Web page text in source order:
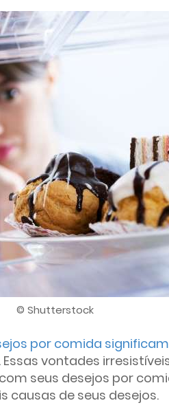
© Shutterstock
por comida significam
vontades
seus desejos por
causas de seus desejos.